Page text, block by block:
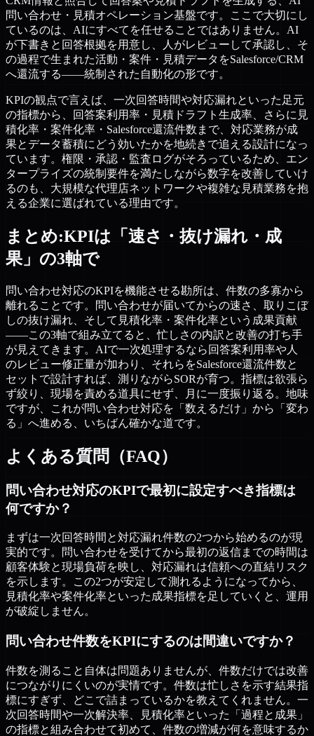
問い合わせ・見積オペレーション基盤です。ここで大切にし
ているのは、AIにすべてを任せることではありません。AI
が下書きと回答根拠を用意し、人がレビューして承認し、そ
の過程で生まれた活動・案件・見積データをSalesforce/CRM
へ還流する——統制された自動化の形です。
KPIの観点で言えば、一次回答時間や対応漏れといった足元
の指標から、回答案利用率・見積ドラフト生成率、さらに見
積化率・案件化率・Salesforce還流件数まで、対応業務が成
果とデータ蓄積にどう効いたかを地続きで追える設計になっ
ています。権限・承認・監査ログがそろっているため、エン
タープライズの統制要件を満たしながら数字を改善していけ
るのも、大規模な代理店ネットワークや複雑な見積業務を抱
える企業に選ばれている理由です。
まとめ:KPIは「速さ・抜け漏れ・成
果」の3軸で
問い合わせ対応のKPIを機能させる勘所は、件数の多寡から
離れることです。問い合わせが届いてからの速さ、取りこぼ
しの抜け漏れ、そして見積化率・案件化率という成果貢献
——この3軸で組み立てると、忙しさの内訳と改善の打ち手
が見えてきます。AIで一次処理するなら回答案利用率や人
のレビュー修正量が加わり、それらをSalesforce還流件数と
セットで設計すれば、測りながらSORが育つ。指標は欲張ら
ず絞り、現場を責める道具にせず、月に一度振り返る。地味
ですが、これが問い合わせ対応を「数えるだけ」から「変わ
る」へ進める、いちばん確かな道です。
よくある質問（FAQ）
問い合わせ対応のKPIで最初に設定すべき指標は
何ですか？
まずは一次回答時間と対応漏れ件数の2つから始めるのが現
実的です。問い合わせを受けてから最初の返信までの時間は
顧客体験と現場負荷を映し、対応漏れは信頼への直結リスク
を示します。この2つが安定して測れるようになってから、
見積化率や案件化率といった成果指標を足していくと、運用
が破綻しません。
問い合わせ件数をKPIにするのは間違いですか？
件数を測ること自体は問題ありませんが、件数だけでは改善
につながりにくいのが実情です。件数は忙しさを示す結果指
標にすぎず、どこで詰まっているかを教えてくれません。一
次回答時間や一次解決率、見積化率といった「過程と成果」
の指標と組み合わせて初めて、件数の増減が何を意味するか